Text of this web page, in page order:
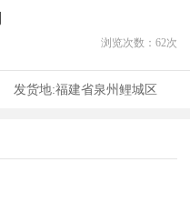
浏览次数： 62次
发货地:福建省泉州鲤城区